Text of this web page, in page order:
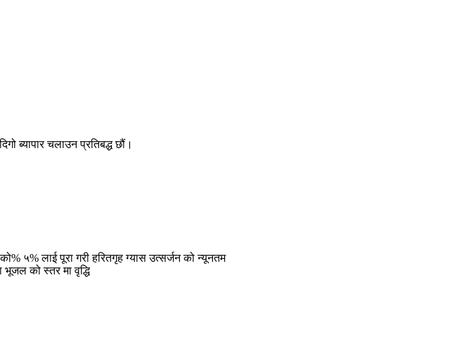
ब्यापार चलाउन प्रतिबद्ध छौं।
५% लाई पूरा गरी हरितगृह ग्यास उत्सर्जन को न्यूनतम
भूजल को स्तर मा वृद्धि